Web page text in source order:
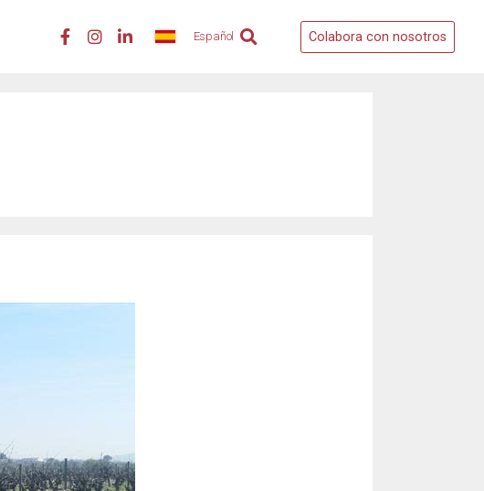
Español Colabora con nosotros